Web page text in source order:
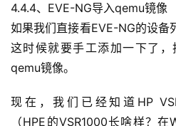
4.4.4、EVE-NG导入qemu镜像
如果我们直接看EVE-NG的设备
这时候就要手工添加一下了
qemu镜像。
现在，我们已经知道HP
（HPE的VSR1000长啥样？